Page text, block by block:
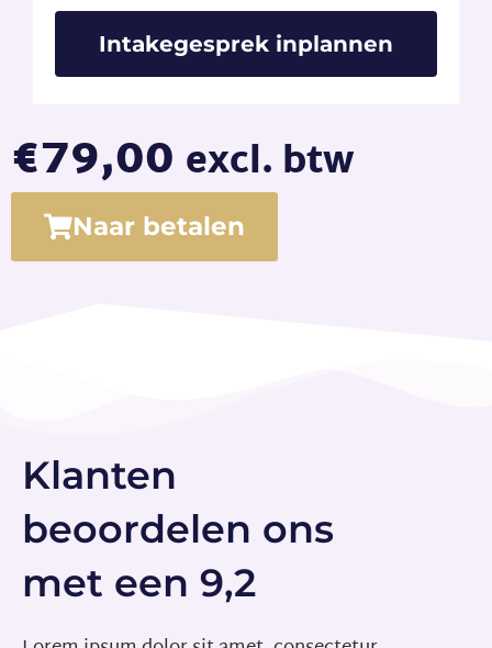
Intakegesprek inplannen
€79,00 excl. btw
Naar betalen
Klanten
beoordelen ons
met een 9,2